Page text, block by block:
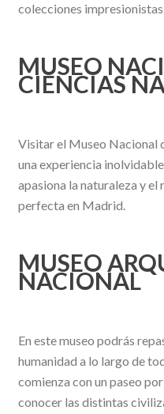
colecciones
MUSEO
CIENCIAS
Visitar el Museo Nacional
una experiencia
apasiona la naturaleza y el
perfecta en Madrid.
MUSEO
NACIONAL
En este museo podrás
humanidad a lo largo de
comienza con un paseo
conocer las distintas